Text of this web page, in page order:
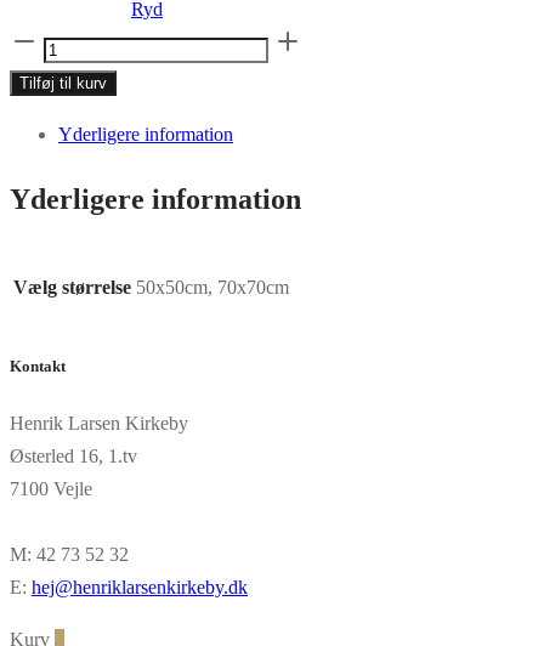
Ryd
Kunstprint
No.030
Tilføj til kurv
Yderligere information
Yderligere information
Vælg størrelse 50x50cm, 70x70cm
Kontakt
Henrik Larsen Kirkeby
Østerled 16, 1.tv
7100 Vejle
M: 42 73 52 32
E: hej@henriklarsenkirkeby.dk
Kurv